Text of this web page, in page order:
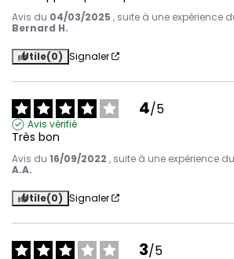
Avis du 04/03/2025 , suite à une expérience
Bernard H.
Utile(0) Signaler
4/5
Avis vérifié
Très bon
Avis du 16/09/2022 , suite à une expérience du
A.A.
Utile(0) Signaler
3/5